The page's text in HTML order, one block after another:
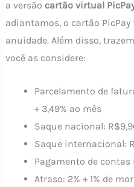
a versão cartão virtual
adiantamos, o cartão
anuidade. Além disso,
você as considere:
Parcelamento de
+ 3,49% ao mês
Saque nacional:
Saque internacional:
Pagamento de contas
Atraso: 2% + 1% de